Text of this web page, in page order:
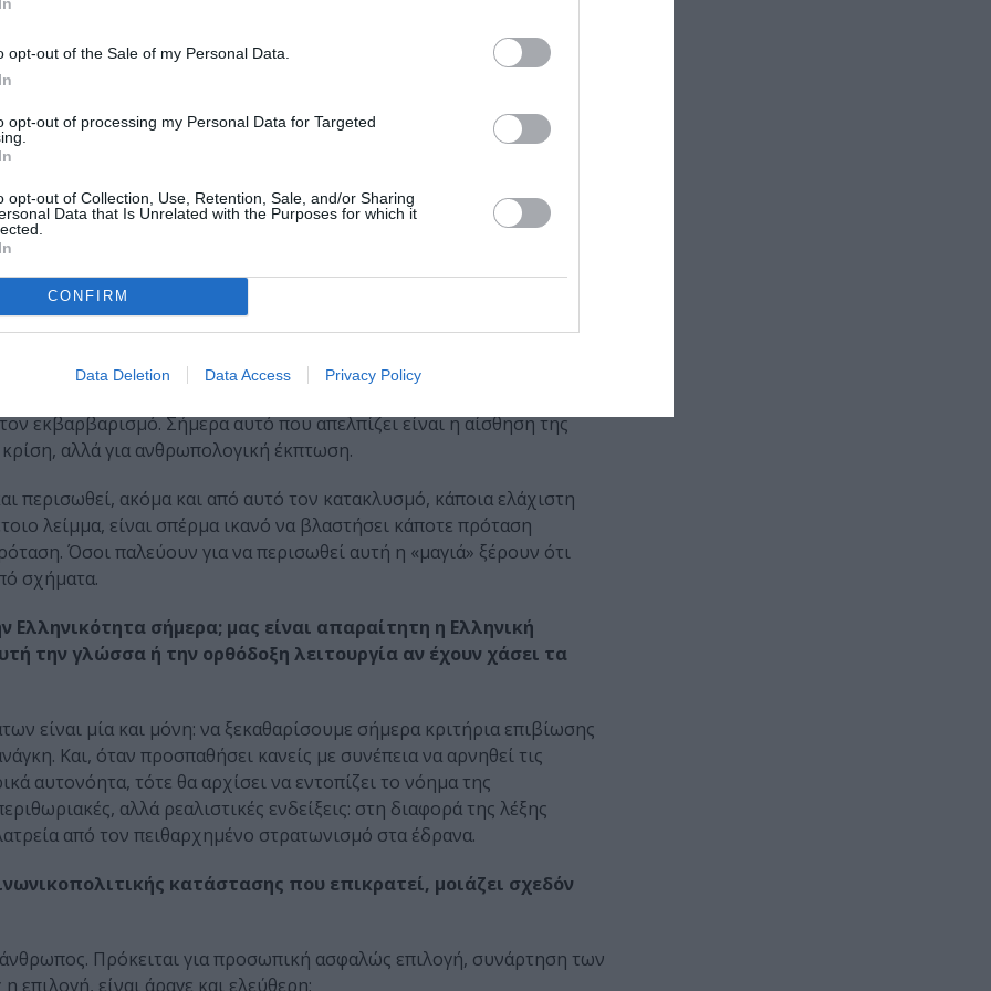
opt-out of the Sale of my Personal Data.
opt-out of processing my Personal Data for Targeted
opt-out of Collection, Use, Retention, Sale, and/or Sharing
Data that Is Unrelated with the Purposes for which it
CONFIRM
Data Deletion Data Access Privacy Policy
μας αγκυλώσεις με συνθηματολογικά ψευδολογήματα,
κομματικό κράτος, την ιδεολογική τρομοκρατία, τη διαπλοκή και τη
με προδοσία.
στην ατομικότητα, αναξιοκρατία, προβλήματα στην
ανισότητες, διασπάθιση του Δημόσιου χρήματος-, τι
αγαπήσατε; ή που σας δώρισε; έχει παραμείνει κάτι
αξιώθηκαν το δώρο να αποκτήσουν στο σχολειό πρόσβαση σε κάθε
ως σήμερα. Τη μέθη της γεύσης των αρχαιοελληνικών κειμένων, αλλά
πνεύματα, για απομνημόνευση -ναι, γονιμότατη απομνημόνευση-
αυξήσεων και εγκλίσεων.
είχε κάπου να στηρίξει ελπίδες επιβίωσης. Υπήρχαν ηγετικά
εκβαρβαρισμό. Σήμερα αυτό που απελπίζει είναι η αίσθηση της
αλλά για ανθρωπολογική έκπτωση.
περισωθεί, ακόμα και από αυτό τον κατακλυσμό, κάποια ελάχιστη
λείμμα, είναι σπέρμα ικανό να βλαστήσει κάποτε πρόταση
Όσοι παλεύουν για να περισωθεί αυτή η «μαγιά» ξέρουν ότι
σχήματα.
σήμερα; μας είναι απαραίτητη η Ελληνική
την γλώσσα ή την ορθόδοξη λειτουργία αν έχουν χάσει τα
είναι μία και μόνη: να ξεκαθαρίσουμε σήμερα κριτήρια επιβίωσης
Και, όταν προσπαθήσει κανείς με συνέπεια να αρνηθεί τις
αυτονόητα, τότε θα αρχίσει να εντοπίζει το νόημα της
αλλά ρεαλιστικές ενδείξεις: στη διαφορά της λέξης
από τον πειθαρχημένο στρατωνισμό στα έδρανα.
κατάστασης που επικρατεί, μοιάζει σχεδόν
Πρόκειται για προσωπική ασφαλώς επιλογή, συνάρτηση των
είναι άραγε και ελεύθερη;